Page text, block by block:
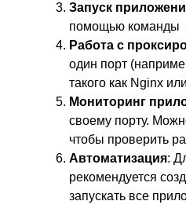
Запуск
помощью команды
Работа с
один порт
такого как Nginx
Мониторинг
своему порту.
чтобы проверить
Автоматизация:
рекомендуется
запускать все